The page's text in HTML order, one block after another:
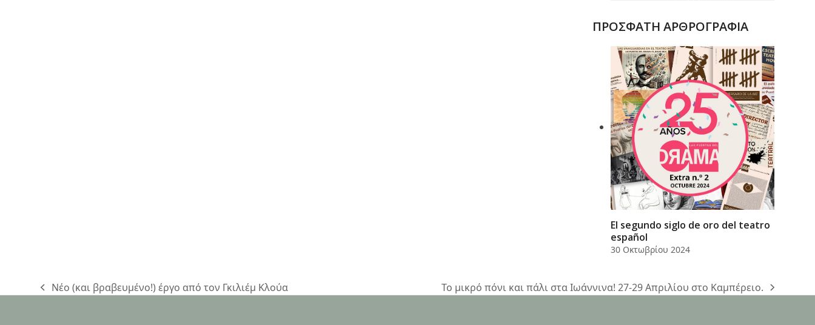
ΠΡΟΣΦΑΤΗ ΑΡΘΡΟΓΡΑΦΙΑ
El segundo siglo de oro del teatro
español
30 Οκτωβρίου 2024
previous
Νέο (και βραβευμένο!) έργο από τον Γκιλιέμ Κλούα
next
Το μικρό πόνι και πάλι στα Ιωάννινα! 27-29 Απριλίου στο Καμπέρειο.